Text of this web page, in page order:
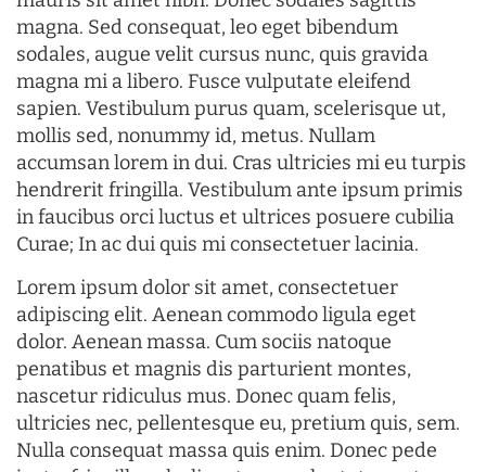
magna. Sed consequat, leo eget bibendum
sodales, augue velit cursus nunc, quis gravida
magna mi a libero. Fusce vulputate eleifend
sapien. Vestibulum purus quam, scelerisque ut,
mollis sed, nonummy id, metus. Nullam
accumsan lorem in dui. Cras ultricies mi eu turpis
hendrerit fringilla. Vestibulum ante ipsum primis
in faucibus orci luctus et ultrices posuere cubilia
Curae; In ac dui quis mi consectetuer lacinia.
Lorem ipsum dolor sit amet, consectetuer
adipiscing elit. Aenean commodo ligula eget
dolor. Aenean massa. Cum sociis natoque
penatibus et magnis dis parturient montes,
nascetur ridiculus mus. Donec quam felis,
ultricies nec, pellentesque eu, pretium quis, sem.
Nulla consequat massa quis enim. Donec pede